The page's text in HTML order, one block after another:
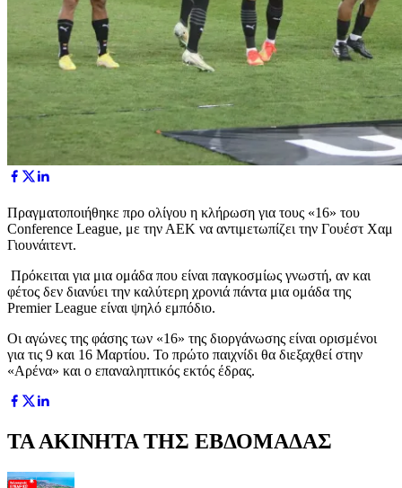
Πραγματοποιήθηκε προ ολίγου η κλήρωση για τους «16» του
Conference League, με την ΑΕΚ να αντιμετωπίζει την Γουέστ Χαμ
Γιουνάιτεντ.
Πρόκειται για μια ομάδα που είναι παγκοσμίως γνωστή, αν και
φέτος δεν διανύει την καλύτερη χρονιά πάντα μια ομάδα της
Premier League είναι ψηλό εμπόδιο.
Οι αγώνες της φάσης των «16» της διοργάνωσης είναι ορισμένοι
για τις 9 και 16 Μαρτίου. Το πρώτο παιχνίδι θα διεξαχθεί στην
«Αρένα» και ο επαναληπτικός εκτός έδρας.
ΤΑ ΑΚΙΝΗΤΑ ΤΗΣ ΕΒΔΟΜΑΔΑΣ